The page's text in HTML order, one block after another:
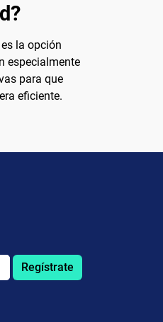
la opción
especialmente
para que
eficiente.
Regístrate